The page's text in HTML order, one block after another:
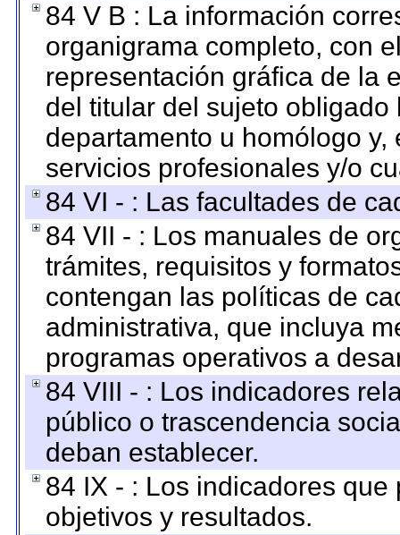
84 V B : La información
organigrama completo, con
representación gráfica de la
del titular del sujeto
departamento u homólogo
servicios profesionales y/o
84 VI - : Las facultades de
84 VII - : Los manuales de
trámites, requisitos y
contengan las políticas de
administrativa, que incluya
programas operativos a
84 VIII - : Los indicadores
público o trascendencia
deban establecer.
84 IX - : Los indicadores
objetivos y resultados.